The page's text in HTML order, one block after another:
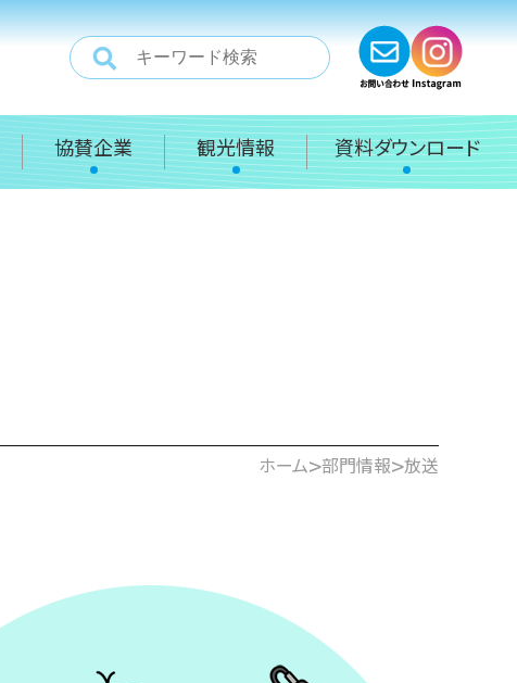
協賛企業 観光情報 資料ダウンロード
ホーム>部門情報>放送